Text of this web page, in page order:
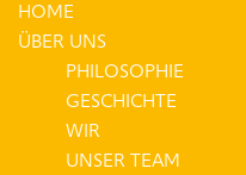
HOME
ÜBER UNS
PHILOSOPHIE
GESCHICHTE
WIR
UNSER TEAM